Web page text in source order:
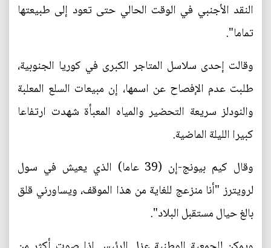
النقد الأجنبي في الوقت الحالي حتى تعود إلى طبيعتها
تماما".
وقالت إحدى سلاسل المتاجر الكبرى في كوريا الجنوبية،
طلبت عدم الإفصاح عن اسمها، إن مبيعات السلع المعلبة
والنودلز سريعة التحضير والمياه المعبأة شهدت ارتفاعا
كبيرا الليلة الماضية.
وقال كيم بيونج-إن (39 عاما) الذي يعيش في سول
لرويترز "أنا منزعج للغاية من هذا الموقف، ويساورني قلق
بالغ حيال مستقبل البلاد".